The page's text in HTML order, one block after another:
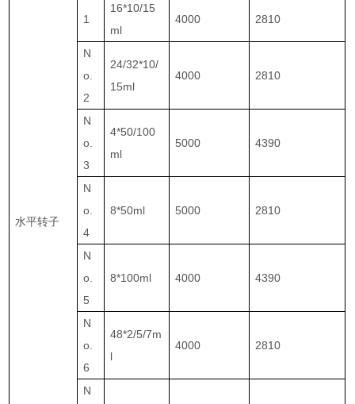
水平转子
1
16*10/15
ml
4000 2810
N
o.
2
24/32*10/
15ml
4000 2810
N
o.
3
4*50/100
ml
5000 4390
N
o.
4
8*50ml 5000 2810
N
o.
5
8*100ml 4000 4390
N
o.
6
48*2/5/7m
l
4000 2810
N